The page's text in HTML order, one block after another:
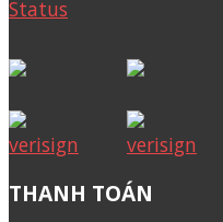
THANH TOÁN